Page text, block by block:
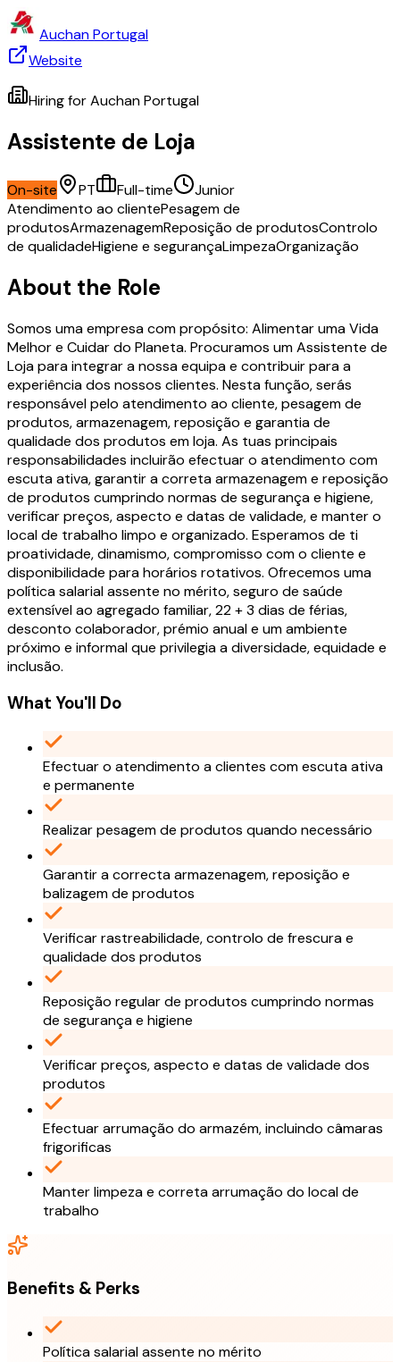
Auchan Portugal
Website
Hiring forAuchan Portugal
Assistente de Loja
On-site PT Full-time
Junior
Atendimento ao clientePesagem de
produtosArmazenagemReposição de produtosControlo
de qualidadeHigiene e segurançaLimpezaOrganização
About the Role
Somos uma empresa com propósito: Alimentar uma Vida
Melhor e Cuidar do Planeta. Procuramos um Assistente de
Loja para integrar a nossa equipa e contribuir para a
experiência dos nossos clientes. Nesta função, serás
responsável pelo atendimento ao cliente, pesagem de
produtos, armazenagem, reposição e garantia de
qualidade dos produtos em loja. As tuas principais
responsabilidades incluirão efectuar o atendimento com
escuta ativa, garantir a correta armazenagem e reposição
de produtos cumprindo normas de segurança e higiene,
verificar preços, aspecto e datas de validade, e manter o
local de trabalho limpo e organizado. Esperamos de ti
proatividade, dinamismo, compromisso com o cliente e
disponibilidade para horários rotativos. Ofrecemos uma
política salarial assente no mérito, seguro de saúde
extensível ao agregado familiar, 22 + 3 dias de férias,
desconto colaborador, prémio anual e um ambiente
próximo e informal que privilegia a diversidade, equidade e
inclusão.
What You'll Do
Efectuar o atendimento a clientes com escuta ativa
e permanente
Realizar pesagem de produtos quando necessário
Garantir a correcta armazenagem, reposição e
balizagem de produtos
Verificar rastreabilidade, controlo de frescura e
qualidade dos produtos
Reposição regular de produtos cumprindo normas
de segurança e higiene
Verificar preços, aspecto e datas de validade dos
produtos
Efectuar arrumação do armazém, incluindo câmaras
frigorificas
Manter limpeza e correta arrumação do local de
trabalho
Benefits & Perks
Política salarial assente no mérito